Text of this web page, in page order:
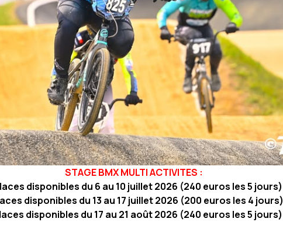
STAGE BMX MULTI ACTIVITES :
disponibles du 6 au 10 juillet 2026 (240 euros les 5 jours)
disponibles du 13 au 17 juillet 2026 (200 euros les 4 jours)
disponibles du 17 au 21 août 2026 (240 euros les 5 jours)